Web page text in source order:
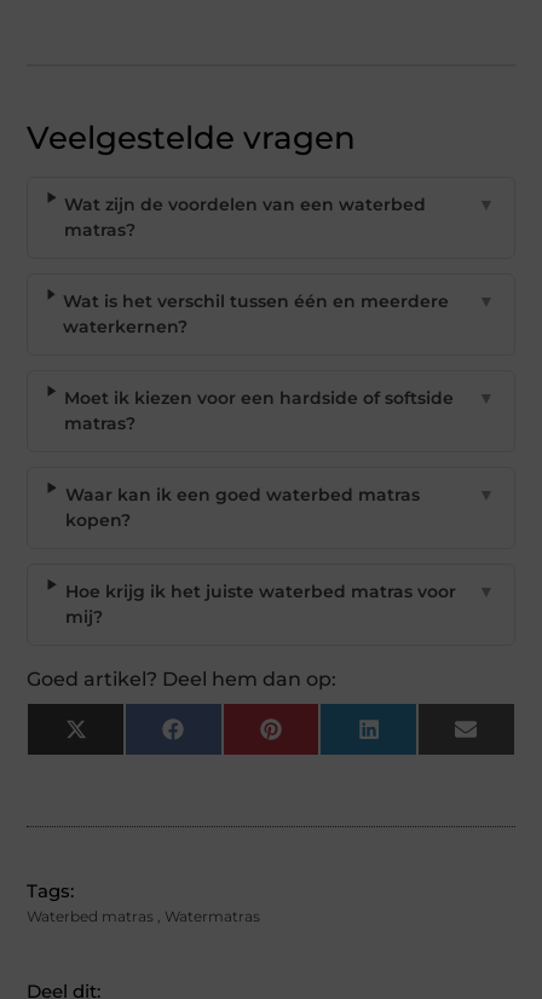
Veelgestelde vragen
Wat zijn de voordelen van een waterbed
matras?
▼
Wat is het verschil tussen één en meerdere
waterkernen?
▼
Moet ik kiezen voor een hardside of softside
matras?
▼
Waar kan ik een goed waterbed matras
kopen?
▼
Hoe krijg ik het juiste waterbed matras voor
mij?
▼
Goed artikel? Deel hem dan op:
X
(Twitter)
Facebook Pinterest LinkedIn Email
Tags:
Waterbed matras Watermatras
Deel dit: